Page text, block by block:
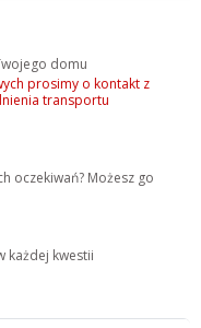
domu
prosimy o kontakt z
transportu
oczekiwań? Możesz go
każdej kwestii